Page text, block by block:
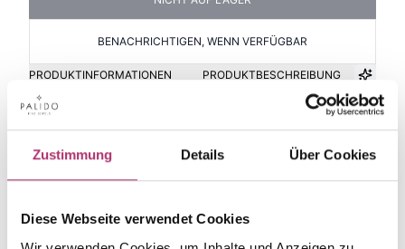
Zustimmung Details Über Cookies
Diese Webseite verwendet Cookies
BENACHRICHTIGEN, WENN VERFÜGBAR
PRODUKTINFORMATIONEN PRODUKTBESCHREIBUNG
Artikelgruppe
Ring
Material
Gold
Gewicht
Laufnummer